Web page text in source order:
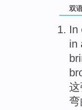
双
In
in
这
弯